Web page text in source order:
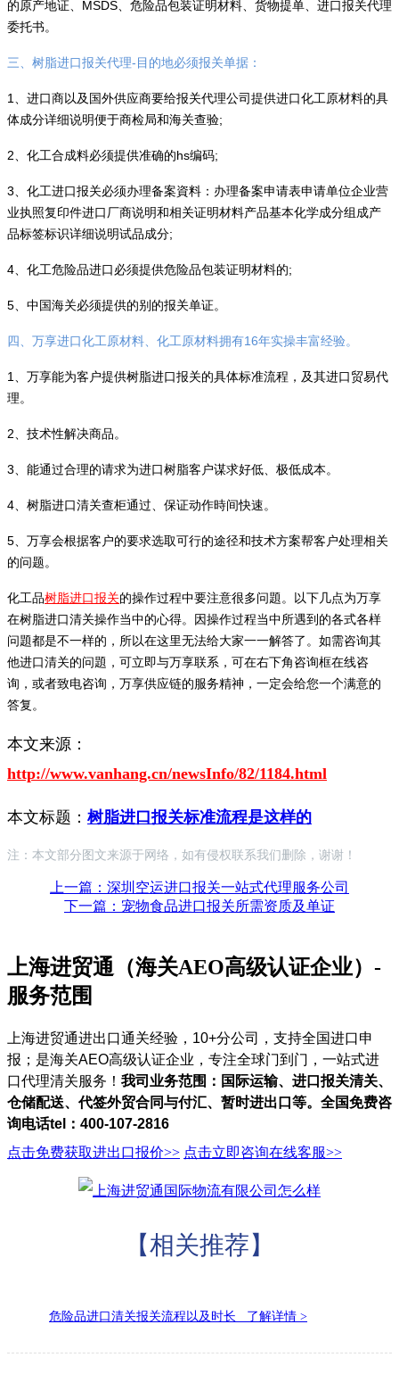
的原产地证、MSDS、危险品包装证明材料、货物提单、进口报关代理
委托书。
三、树脂进口报关代理-目的地必须报关单据：
1、进口商以及国外供应商要给报关代理公司提供进口化工原材料的具
体成分详细说明便于商检局和海关查验;
2、化工合成料必须提供准确的hs编码;
3、化工进口报关必须办理备案資料：办理备案申请表申请单位企业营
业执照复印件进口厂商说明和相关证明材料产品基本化学成分组成产
品标签标识详细说明试品成分;
4、化工危险品进口必须提供危险品包装证明材料的;
5、中国海关必须提供的别的报关单证。
四、万享进口化工原材料、化工原材料拥有16年实操丰富经验。
1、万享能为客户提供树脂进口报关的具体标准流程，及其进口贸易代
理。
2、技术性解决商品。
3、能通过合理的请求为进口树脂客户谋求好低、极低成本。
4、树脂进口清关查柜通过、保证动作時间快速。
5、万享会根据客户的要求选取可行的途径和技术方案帮客户处理相关
的问题。
化工品树脂进口报关的操作过程中要注意很多问題。以下几点为万享
在树脂进口清关操作当中的心得。因操作过程当中所遇到的各式各样
问題都是不一样的，所以在这里无法给大家一一解答了。如需咨询其
他进口清关的问題，可立即与万享联系，可在右下角咨询框在线咨
询，或者致电咨询，万享供应链的服务精神，一定会给您一个满意的
答复。
本文来源：
http://www.vanhang.cn/newsInfo/82/1184.html
本文标题： 树脂进口报关标准流程是这样的
注：本文部分图文来源于网络，如有侵权联系我们删除，谢谢！
上一篇：深圳空运进口报关一站式代理服务公司
下一篇：宠物食品进口报关所需资质及单证
上海进贸通（海关AEO高级认证企业）-
服务范围
上海进贸通进出口通关经验，10+分公司，支持全国进口申
报；是海关AEO高级认证企业，专注全球门到门，一站式进
口代理清关服务！ 我司业务范围：国际运输、进口报关清关、
仓储配送、代签外贸合同与付汇、暂时进出口等。全国免费咨
询电话tel：400-107-2816
点击免费获取进出口报价>> 点击立即咨询在线客服>>
【相关推荐】
危险品进口清关报关流程以及时长 了解详情 >